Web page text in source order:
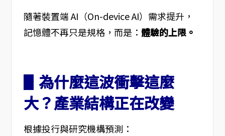
隨著裝置端 AI（On-device AI）需求提升，
記憶體不再只是規格，而是： 體驗的上限。
▋為什麼這波衝擊這麼
大？產業結構正在改變
根據投行與研究機構預測：